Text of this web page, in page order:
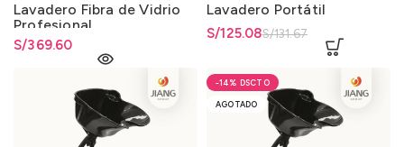
Lavadero Fibra de Vidrio
Profesional
S/369.60
Lavadero Portátil
S/131.67
El precio original era:
S/125.08
El precio actual es: S/125.08.
-14%
AGOTADO